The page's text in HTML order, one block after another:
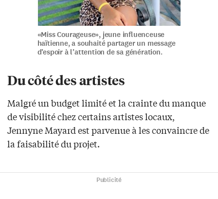
«Miss Courageuse», jeune influenceuse
haïtienne, a souhaité partager un message
d’espoir à l’attention de sa génération.
Du côté des artistes
Malgré un budget limité et la crainte du manque
de visibilité chez certains artistes locaux,
Jennyne Mayard est parvenue à les convaincre de
la faisabilité du projet.
Publicité